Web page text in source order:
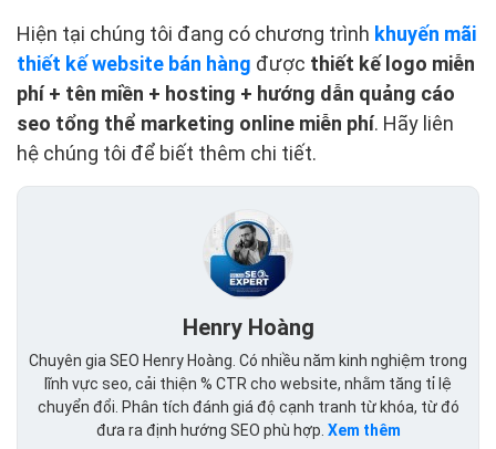
Hiện tại chúng tôi đang có chương trình khuyến mãi
thiết kế website bán hàng được thiết kế logo miễn
phí + tên miền + hosting + hướng dẫn quảng cáo
seo tổng thể marketing online miễn phí. Hãy liên
hệ chúng tôi để biết thêm chi tiết.
Henry Hoàng
Chuyên gia SEO Henry Hoàng. Có nhiều năm kinh nghiệm trong
lĩnh vực seo, cải thiện % CTR cho website, nhằm tăng tỉ lệ
chuyển đổi. Phân tích đánh giá độ cạnh tranh từ khóa, từ đó
đưa ra định hướng SEO phù hợp. Xem thêm